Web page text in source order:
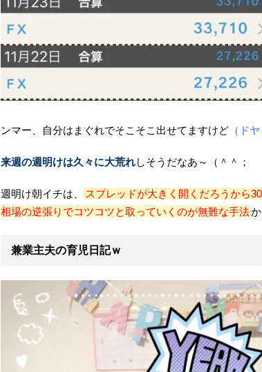
ンマー、自分はまぐれでそこそこ出せてますけど （ド
来週の週明けは久々に大荒れしそうだなあ～（＾＾；
週明け朝イチは、
スプレッドが大きく開くだろうから
相場の逆張りでコツコツと取っていくのが無難な手法
兼業主夫の育児日記ｗ